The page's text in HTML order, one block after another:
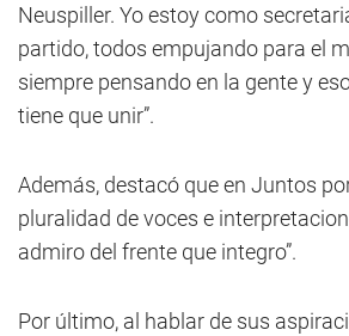
Neuspiller. Yo estoy como
partido, todos empujando para el
siempre pensando en la gente y
tiene que unir”.
Además, destacó que en Juntos
pluralidad de voces e
admiro del frente que integro”.
Por último, al hablar de sus